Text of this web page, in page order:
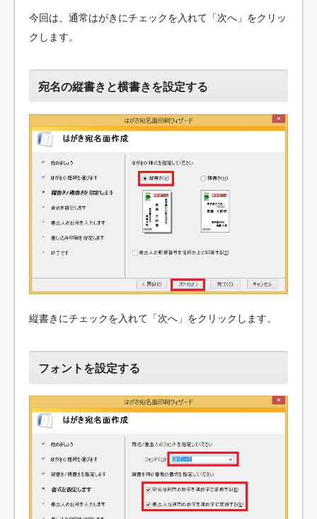
今回は、通常はがきにチェックを入れて「次へ」をクリッ
クします。
宛名の縦書きと横書きを設定する
縦書きにチェックを入れて「次へ」をクリックします。
フォントを設定する